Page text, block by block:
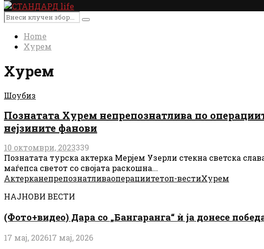
Primary
Menu
Search
for:
Search
Home
Хурем
Хурем
Шоубиз
Познатата Хурем непрепознатлива по
нејзините фанови
10 октомври, 2023339
Познатата турска актерка Мерјем Узерли стекна светска
маѓепса светот со својата раскошна...
Актерканепрепознатливаоперациитетоп-вестиХурем
НАЈНОВИ ВЕСТИ
(Фото+видео) Дара со „Бангаранга“ ѝ ја донесе
17 мај, 202617 мај, 2026